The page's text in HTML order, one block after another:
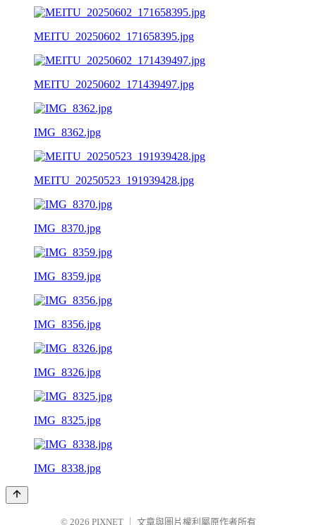
MEITU_20250602_171658395.jpg
MEITU_20250602_171439497.jpg
IMG_8362.jpg
MEITU_20250523_191939428.jpg
IMG_8370.jpg
IMG_8359.jpg
IMG_8356.jpg
IMG_8326.jpg
IMG_8325.jpg
IMG_8338.jpg
© 2026 PIXNET 文章與圖片權利屬原作者所有